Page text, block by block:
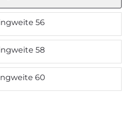
56
58
60